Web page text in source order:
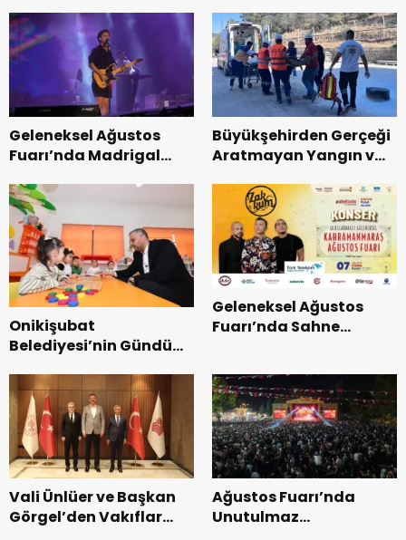
Bisikleti Turnuvası
Tamamlandı.
Teşkilatı ile buluştu.
Geleneksel Ağustos
Fuarı’nda Madrigal
Büyükşehirden Gerçeği
Aratmayan Yangın ve
Onikişubat
Belediyesi’nin Gündüz
dönemin ön kayıtları
başladı.
Geleneksel Ağustos
Fuarı’nda Sahne
Vali Ünlüer ve Başkan
Görgel’den Vakıflar
Ağustos Fuarı’nda
Unutulmaz